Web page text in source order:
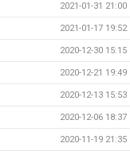
2021-01-31 21:00
2021-01-17 19:52
2020-12-30 15:15
2020-12-21 19:49
2020-12-13 15:53
2020-12-06 18:37
2020-11-19 21:35